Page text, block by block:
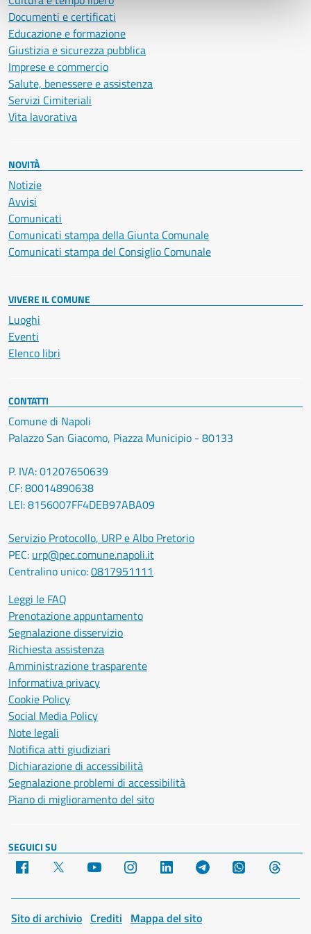
Documenti e certificati
Educazione e formazione
Giustizia e sicurezza pubblica
Imprese e commercio
Salute, benessere e assistenza
Servizi Cimiteriali
Vita lavorativa
NOVITÀ
Notizie
Avvisi
Comunicati
Comunicati stampa della Giunta Comunale
Comunicati stampa del Consiglio Comunale
VIVERE IL COMUNE
Luoghi
Eventi
Elenco libri
CONTATTI
Comune di Napoli
Palazzo San Giacomo, Piazza Municipio - 80133
P. IVA: 01207650639
CF: 80014890638
LEI: 8156007FF4DEB97ABA09
Servizio Protocollo, URP e Albo Pretorio
PEC: urp@pec.comune.napoli.it
Centralino unico:0817951111
Leggi le FAQ
Prenotazione appuntamento
Segnalazione disservizio
Richiesta assistenza
Amministrazione trasparente
Informativa privacy
Cookie Policy
Social Media Policy
Note legali
Notifica atti giudiziari
Dichiarazione di accessibilità
Segnalazione problemi di accessibilità
Piano di miglioramento del sito
SEGUICI SU
Facebook YouTube Instagram LinkedIn Telegram WhatsApp
Sito di archivio Crediti Mappa del sito